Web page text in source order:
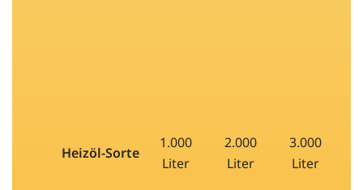
Heizöl-Sorte
1.000
Liter
2.000
Liter
3.000
Liter